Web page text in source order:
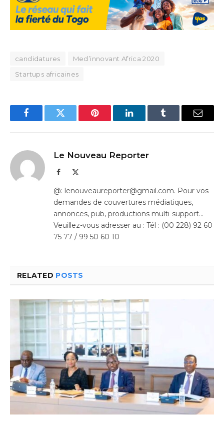
candidatures
Med’innovant Africa 2020
Startups africaines
FacebookTwitter Pinterest LinkedInTumblr Email
Le Nouveau Reporter
Facebook
@: lenouveaureporter@gmail.com. Pour vos
demandes de couvertures médiatiques,
annonces, pub, productions multi-support…
Veuillez-vous adresser au : Tél : (00 228) 92 60
75 77 / 99 50 60 10
RELATED POSTS